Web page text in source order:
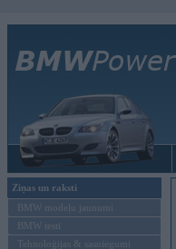
Ziņas un raksti
BMW modeļu jaunumi
BMW testi
Tehnoloģijas & sasniegumi